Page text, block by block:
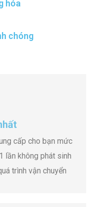
hóa
chóng
cấp cho bạn mức
lần không phát sinh
trình vận chuyển